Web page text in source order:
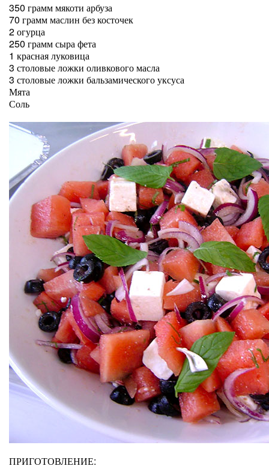
350 грамм мякоти арбуза
70 грамм маслин без косточек
2 огурца
250 грамм сыра фета
1 красная луковица
3 столовые ложки оливкового масла
3 столовые ложки бальзамического уксуса
Мята
Соль
ПРИГОТОВЛЕНИЕ: